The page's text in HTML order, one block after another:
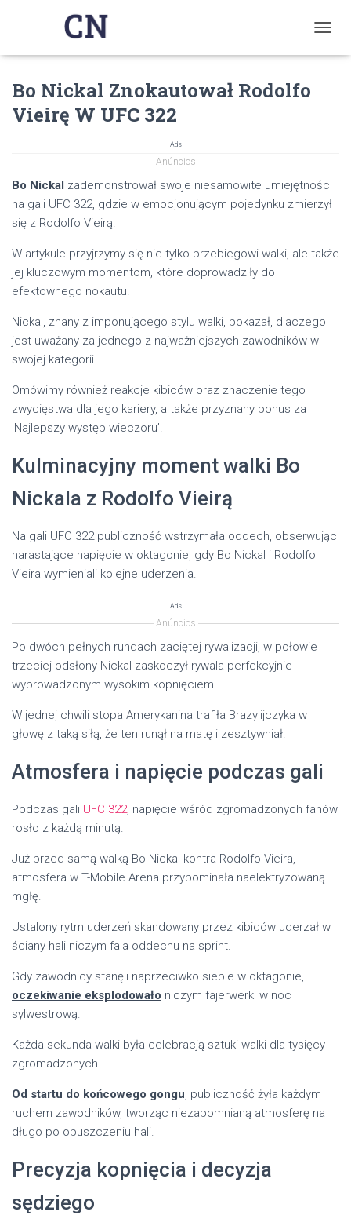
O
G
A
O
Bo Nickal Znokautował Rodolfo
Vieirę W UFC 322
Ads
Anúncios
Bo Nickal zademonstrował swoje niesamowite umiejętności
na gali UFC 322, gdzie w emocjonującym pojedynku zmierzył
się z Rodolfo Vieirą.
W artykule przyjrzymy się nie tylko przebiegowi walki, ale także
jej kluczowym momentom, które doprowadziły do
efektownego nokautu.
Nickal, znany z imponującego stylu walki, pokazał, dlaczego
jest uważany za jednego z najważniejszych zawodników w
swojej kategorii.
Omówimy również reakcje kibiców oraz znaczenie tego
zwycięstwa dla jego kariery, a także przyznany bonus za
'Najlepszy występ wieczoru’.
Kulminacyjny moment walki Bo
Nickala z Rodolfo Vieirą
Na gali UFC 322 publiczność wstrzymała oddech, obserwując
narastające napięcie w oktagonie, gdy Bo Nickal i Rodolfo
Vieira wymieniali kolejne uderzenia.
Ads
Anúncios
Po dwóch pełnych rundach zaciętej rywalizacji, w połowie
trzeciej odsłony Nickal zaskoczył rywala perfekcyjnie
wyprowadzonym wysokim kopnięciem.
W jednej chwili stopa Amerykanina trafiła Brazylijczyka w
głowę z taką siłą, że ten runął na matę i zesztywniał.
Atmosfera i napięcie podczas gali
Podczas gali UFC 322, napięcie wśród zgromadzonych fanów
rosło z każdą minutą.
Już przed samą walką Bo Nickal kontra Rodolfo Vieira,
atmosfera w T-Mobile Arena przypominała naelektryzowaną
mgłę.
Ustalony rytm uderzeń skandowany przez kibiców uderzał w
ściany hali niczym fala oddechu na sprint.
Gdy zawodnicy stanęli naprzeciwko siebie w oktagonie,
oczekiwanie eksplodowało niczym fajerwerki w noc
sylwestrową.
Każda sekunda walki była celebracją sztuki walki dla tysięcy
zgromadzonych.
Od startu do końcowego gongu, publiczność żyła każdym
ruchem zawodników, tworząc niezapomnianą atmosferę na
długo po opuszczeniu hali.
Precyzja kopnięcia i decyzja
sędziego